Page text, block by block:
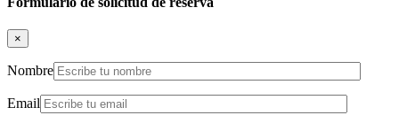
×
Nombre
Email